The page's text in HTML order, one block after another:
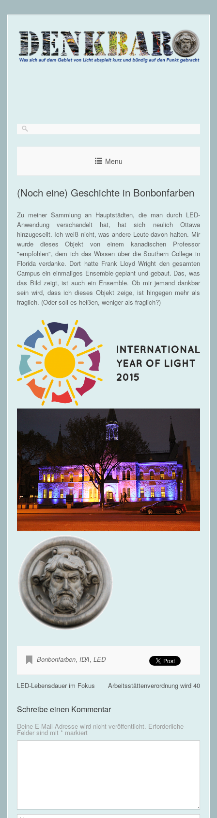
Menu
(Noch eine) Geschichte in Bonbonfarben
Zu meiner Sammlung an Hauptstädten, die man durch LED-
Anwendung verschandelt hat, hat sich neulich Ottawa
hinzugesellt. Ich weiß nicht, was andere Leute davon halten. Mir
wurde dieses Objekt von einem kanadischen Professor
"empfohlen", dem ich das Wissen über die Southern College in
Florida verdanke. Dort hatte Frank Lloyd Wright den gesamten
Campus ein einmaliges Ensemble geplant und gebaut. Das, was
das Bild zeigt, ist auch ein Ensemble. Ob mir jemand dankbar
sein wird, dass ich dieses Objekt zeige, ist hingegen mehr als
fraglich. (Oder soll es heißen, weniger als fraglich?)
Bonbonfarben, IDA, LED
Arbeitsstättenverordnung wird 40
LED-Lebensdauer im Fokus
Schreibe einen Kommentar
Deine E-Mail-Adresse wird nicht veröffentlicht. Erforderliche
Felder sind mit *markiert